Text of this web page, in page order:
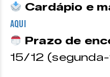
Cardápio e
Aqui
Prazo de
15/12